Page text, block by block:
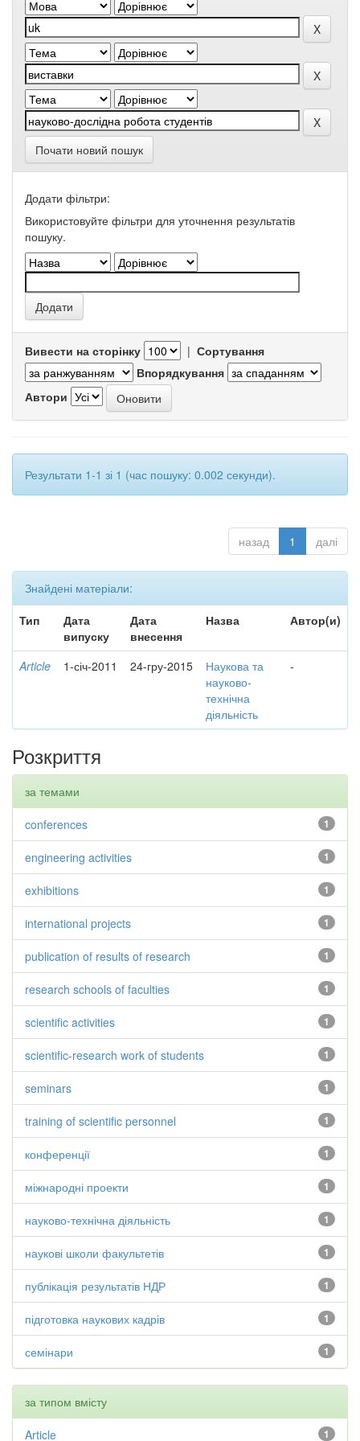
Почати новий пошук
Додати фільтри:
Використовуйте фільтри для уточнення результатів
пошуку.
Вивести на сторінку | Сортування
Впорядкування
Автори
Результати 1-1 зі 1 (час пошуку: 0.002 секунди).
назад 1 далі
Знайдені матеріали:
Тип
Дата
випуску
Дата
внесення
Назва Автор(и)
Article 1-січ-2011 24-гру-2015
Наукова та
науково-
технічна
діяльність
-
Розкриття
за темами
1
conferences
1
engineering activities
1
exhibitions
1
international projects
1
publication of results of research
1
research schools of faculties
1
scientific activities
1
scientific-research work of students
1
seminars
1
training of scientific personnel
1
конференції
1
міжнародні проекти
1
науково-технічна діяльність
1
наукові школи факультетів
1
публікація результатів НДР
1
підготовка наукових кадрів
1
семінари
за типом вмісту
1
Article